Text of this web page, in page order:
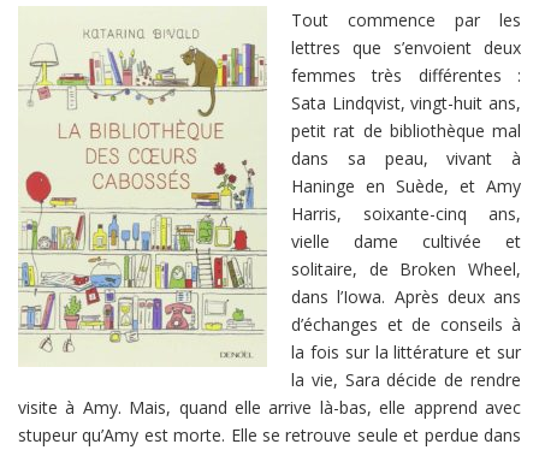
Tout commence par les
lettres que s’envoient deux
femmes très différentes :
Sata Lindqvist, vingt-huit ans,
petit rat de bibliothèque mal
dans sa peau, vivant à
Haninge en Suède, et Amy
Harris, soixante-cinq ans,
vielle dame cultivée et
solitaire, de Broken Wheel,
dans l’Iowa. Après deux ans
d’échanges et de conseils à
la fois sur la littérature et sur
la vie, Sara décide de rendre
visite à Amy. Mais, quand elle arrive là-bas, elle apprend avec
stupeur qu’Amy est morte. Elle se retrouve seule et perdue dans